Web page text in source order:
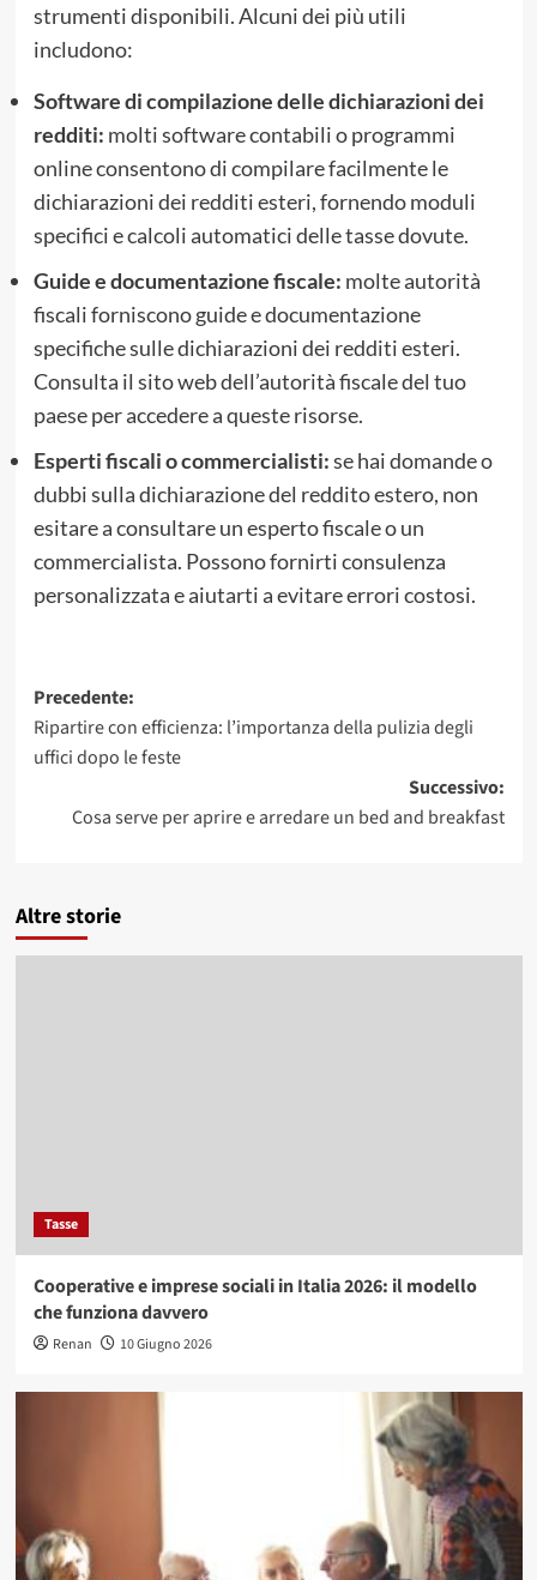
strumenti disponibili. Alcuni dei più utili
includono:
Software di compilazione delle dichiarazioni dei
redditi: molti software contabili o programmi
online consentono di compilare facilmente le
dichiarazioni dei redditi esteri, fornendo moduli
specifici e calcoli automatici delle tasse dovute.
Guide e documentazione fiscale: molte autorità
fiscali forniscono guide e documentazione
specifiche sulle dichiarazioni dei redditi esteri.
Consulta il sito web dell’autorità fiscale del tuo
paese per accedere a queste risorse.
Esperti fiscali o commercialisti:se hai domande o
dubbi sulla dichiarazione del reddito estero, non
esitare a consultare un esperto fiscale o un
commercialista. Possono fornirti consulenza
personalizzata e aiutarti a evitare errori costosi.
Navigazione
articolo
Precedente:
Ripartire con efficienza: l’importanza della pulizia degli
uffici dopo le feste
Successivo:
Cosa serve per aprire e arredare un bed and breakfast
Altre storie
Tasse
Cooperative e imprese sociali in Italia 2026: il modello
che funziona davvero
Renan 10 Giugno 2026